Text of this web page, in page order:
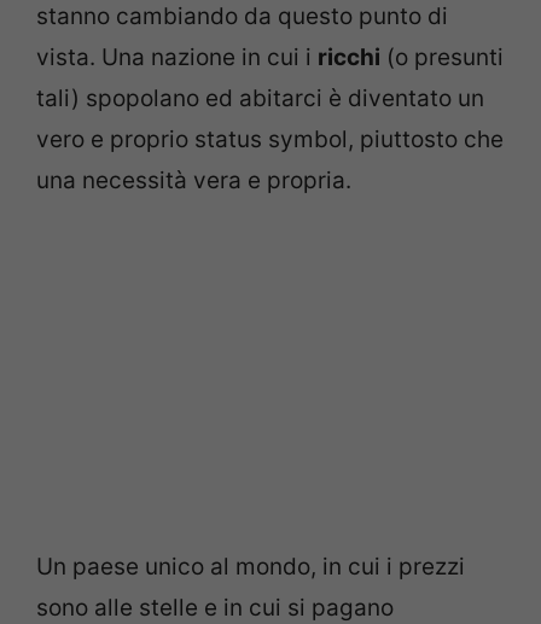
stanno cambiando da questo punto di
vista. Una nazione in cui i ricchi (o presunti
tali) spopolano ed abitarci è diventato un
vero e proprio status symbol, piuttosto che
una necessità vera e propria.
Un paese unico al mondo, in cui i prezzi
sono alle stelle e in cui si pagano